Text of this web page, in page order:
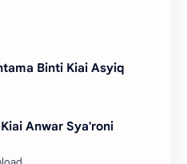
Binti Kiai Asyiq
Anwar Sya'roni